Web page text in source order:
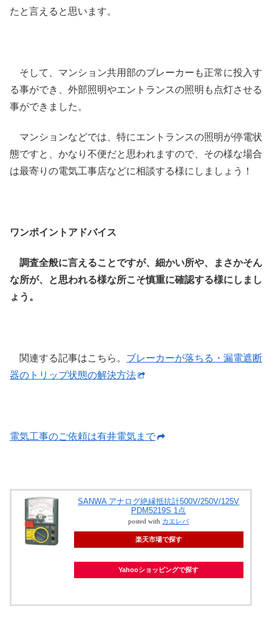
たと言えると思います。
そして、マンション共用部のブレーカーも正常に投入す
る事ができ、外部照明やエントランスの照明も点灯させる
事ができました。
マンションなどでは、特にエントランスの照明が停電状
態ですと、かなり不便だと思われますので、その様な場合
は最寄りの電気工事店などに相談する様にしましょう！
ワンポイントアドバイス
調査全般に言えることですが、細かい所や、まさかそん
な所が、と思われる様な所こそ慎重に確認する様にしまし
ょう。
関連する記事はこちら。 ブレーカーが落ちる・漏電遮断
器のトリップ状態の解決方法
電気工事のご依頼は有井電気まで
SANWA アナログ絶縁抵抗計500V/250V/125V
PDM5219S 1点
posted with カエレバ
楽天市場で探す
Yahooショッピングで探す